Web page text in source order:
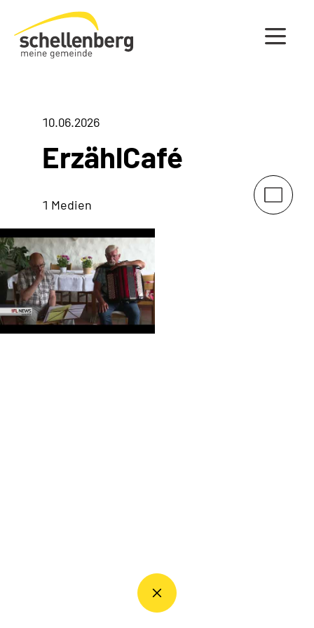
Gemeinde Schellenberg Startseite
10.06.2026
ErzählCafé
1 Medien